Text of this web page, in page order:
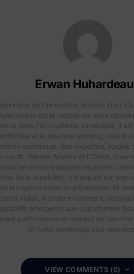
Erwan
de l'innovation durable chez
est le moteur de notre
dans l'écosystème numérique, il
et le machine learning, créant
numérique. Son expertise, forgée
General Motors et L'Oréal,
de technologies de pointe
de la durabilité : il s'appuie sur une
les opportunités d'optimisation. En
vision. Il explore comment
émergents aux opportunités
performance et respect de
un futur numérique plus
VIEW COMMENTS (0)